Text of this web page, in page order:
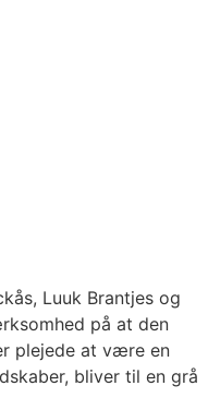
Luuk Brantjes og
på at den
plejede at være en
bliver til en grå